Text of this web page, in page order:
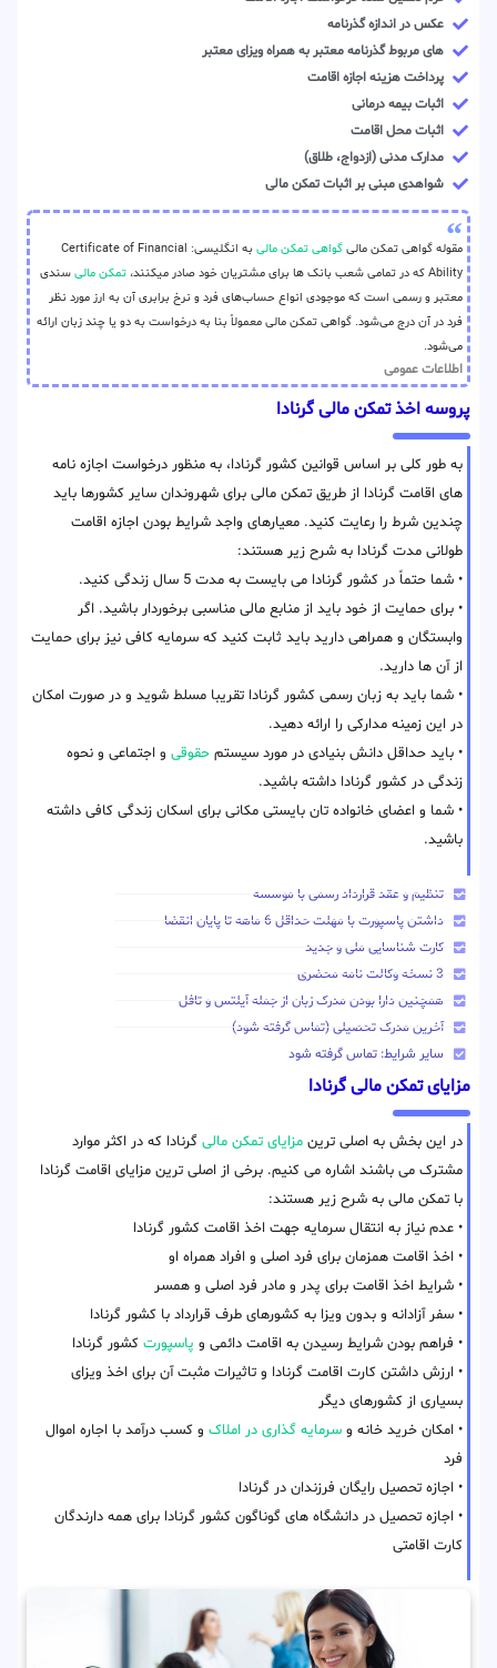
عکس در اندازه گذرنامه
های مربوط گذرنامه معتبر به همراه ویزای معتبر
پرداخت هزینه اجازه اقامت
اثبات بیمه درمانی
اثبات محل اقامت
مدارک مدنی (ازدواج، طلاق)
شواهدی مبنی بر اثبات تمکن مالی
مقوله گواهی تمکن مالی گواهی تمکن مالی
به انگلیسی: Certificate of Financial
Ability که در تمامی شعب بانک ها برای مشتریان خود صادر میکنند،
تمکن مالی سندی
معتبر و رسمی است که موجودی انواع حساب‌های فرد و نرخ برابری آن به ارز مورد نظر
فرد در آن درج می‌شود. گواهی تمکن مالی معمولاً بنا به درخواست به دو یا چند زبان ارائه
می‌شود.
اطلاعات عمومی
پروسه اخذ تمکن مالی گرنادا
به طور کلی بر اساس قوانین کشور گرنادا، به منظور درخواست اجازه نامه
های اقامت گرنادا از طریق تمکن مالی برای شهروندان سایر کشورها باید
چندین شرط را رعایت کنید. معیارهای واجد شرایط بودن اجازه اقامت
طولانی مدت گرنادا به شرح زیر هستند:
• شما حتماً در کشور گرنادا می بایست به مدت 5 سال زندگی کنید.
• برای حمایت از خود باید از منابع مالی مناسبی برخوردار باشید. اگر
وابستگان و همراهی دارید باید ثابت کنید که سرمایه کافی نیز برای حمایت
از آن ها دارید.
• شما باید به زبان رسمی کشور گرنادا تقریبا مسلط شوید و در صورت امکان
در این زمینه مدارکی را ارائه دهید.
• باید حداقل دانش بنیادی در مورد سیستم حقوقی و اجتماعی و نحوه
زندگی در کشور گرنادا داشته باشید.
• شما و اعضای خانواده تان بایستی مکانی برای اسکان زندگی کافی داشته
باشید.
تنظیم و عقد قرارداد رسمی با موسسه
داشتن پاسپورت با مهلت حداقل 6 ماهه تا پایان انقضا
کارت شناسایی ملی و جدید
3 نسخه وکالت نامه محضری
همچنین دارا بودن مدرک زبان از جمله آیلتس و تافل
آخرین مدرک تحصیلی (تماس گرفته شود)
سایر شرایط: تماس گرفته شود
مزایای تمکن مالی گرنادا
در این بخش به اصلی ترین مزایای تمکن مالی گرنادا که در اکثر موارد
مشترک می باشند اشاره می کنیم. برخی از اصلی ترین مزایای اقامت گرنادا
با تمکن مالی به شرح زیر هستند:
• عدم نیاز به انتقال سرمایه جهت اخذ اقامت کشور گرنادا
• اخذ اقامت همزمان برای فرد اصلی و افراد همراه او
• شرایط اخذ اقامت برای پدر و مادر فرد اصلی و همسر
• سفر آزادانه و بدون ویزا به کشورهای طرف قرارداد با کشور گرنادا
• فراهم بودن شرایط رسیدن به اقامت دائمی و پاسپورت کشور گرنادا
• ارزش داشتن کارت اقامت گرنادا و تاثیرات مثبت آن برای اخذ ویزای
بسیاری از کشورهای دیگر
• امکان خرید خانه و سرمایه گذاری در املاک و کسب درآمد با اجاره اموال
فرد
• اجازه تحصیل رایگان فرزندان در گرنادا
• اجازه تحصیل در دانشگاه های گوناگون کشور گرنادا برای همه دارندگان
کارت اقامتی